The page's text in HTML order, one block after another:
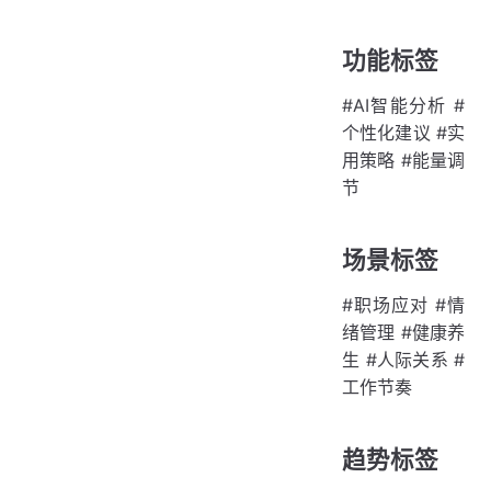
功能标签
#AI智能分析 #
个性化建议 #实
用策略 #能量调
节
场景标签
#职场应对 #情
绪管理 #健康养
生 #人际关系 #
工作节奏
趋势标签